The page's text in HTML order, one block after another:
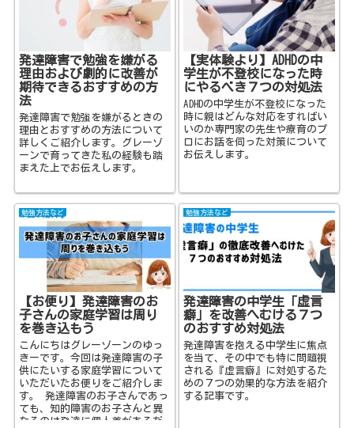
発達障害で勉強を嫌がる
理由および劇的に改善が
期待できるおすすめの方
法
発達障害で勉強を嫌がるときの
理由とおすすめの方法について
詳しくご紹介します。グレーゾ
ーンで育ってきた私の経験も踏
まえた上でお伝えします。
【実体験より】ADHDの中
学生が不登校になった時
にやるべき７つの対処法
ADHDの中学生が不登校になった
時に親はどんな対応をすればい
いのか専門家の先生や療育のプ
ロにお話を伺った対策について
お伝えします。
勉強方法など
【お便り】発達障害のお
子さんの家庭学習は周り
を巻き込もう
こんにちはグレーゾーンのゆっ
きーです。今回は発達障害の子
供にたいする家庭学習について
いただいたお便りをご紹介しま
す。 発達障害のお子さんであっ
ても、知的障害のお子さんと異
なるのは発達に個人差があるだ
勉強方法など
発達障害の中学生「虚言
癖」を改善へむける７つ
のおすすめ対処法
発達障害を抱える中学生に焦点
を当て、その中でも特に問題視
される『虚言癖』に対処するた
めの７つの効果的な方法を紹介
する記事です。